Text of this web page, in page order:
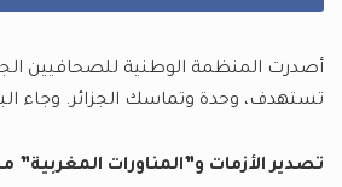
أصدرت المنظمة الوطنية للصحافيين
تستهدف، وحدة وتماسك الجزائر. وجاء
تصدير الأزمات و”المناورات المغربية”